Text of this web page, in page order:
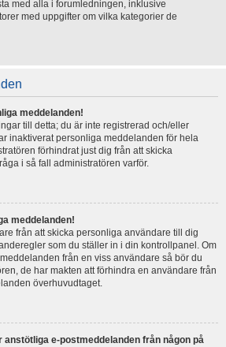
med alla i forumledningen, inklusive
med uppgifter om vilka kategorier de
meddelanden!
till detta; du är inte registrerad och/eller
inaktiverat personliga meddelanden för hela
förhindrat just dig från att skicka
i så fall administratören varför.
meddelanden!
från att skicka personliga användare till dig
som du ställer in i din kontrollpanel. Om
från en viss användare så bör du
de har makten att förhindra en användare från
överhuvudtaget.
e-postmeddelanden från någon på